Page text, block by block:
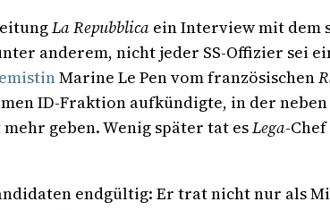
La Repubblica ein Interview mit dem
anderem, nicht jeder SS-Offizier sei
Marine Le Pen vom französischen
ID-Fraktion aufkündigte, in der
geben. Wenig später tat esLega-
endgültig: Er trat nicht nur als